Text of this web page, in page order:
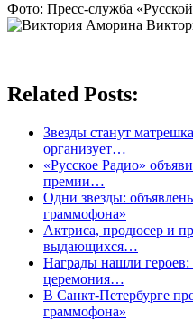
Фото: Пресс-служба
Related Posts:
Звезды станут
организует…
«Русское Радио»
премии…
Одни звезды:
граммофона»
Актриса, продюсер и
выдающихся…
Награды нашли героев:
церемония…
В Санкт-Петербурге
граммофона»